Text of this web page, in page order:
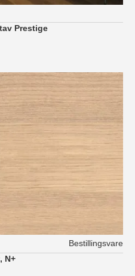
Prestige
Bestillingsvare
N+